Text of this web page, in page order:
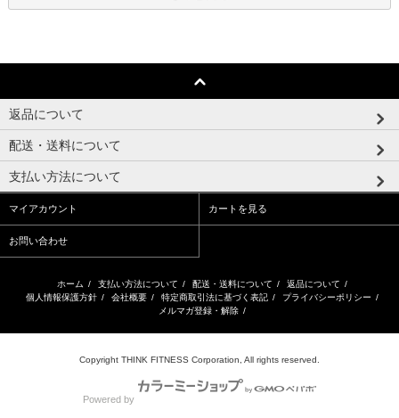
返品について
配送・送料について
支払い方法について
マイアカウント カートを見る
お問い合わせ
ホーム / 支払い方法について / 配送・送料について / 返品について /
個人情報保護方針 / 会社概要 / 特定商取引法に基づく表記 / プライバシーポリシー /
メルマガ登録・解除 /
Copyright THINK FITNESS Corporation, All rights reserved.
Powered by